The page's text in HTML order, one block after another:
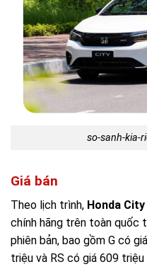
so-sanh-kia-
Giá bán
Theo lịch trình, Honda
chính hãng trên toàn quốc
phiên bản, bao gồm G có
triệu và RS có giá 609 triệu